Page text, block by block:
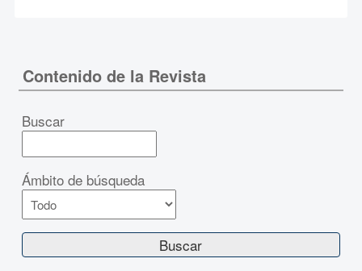
Contenido de la Revista
Buscar
Ámbito de búsqueda